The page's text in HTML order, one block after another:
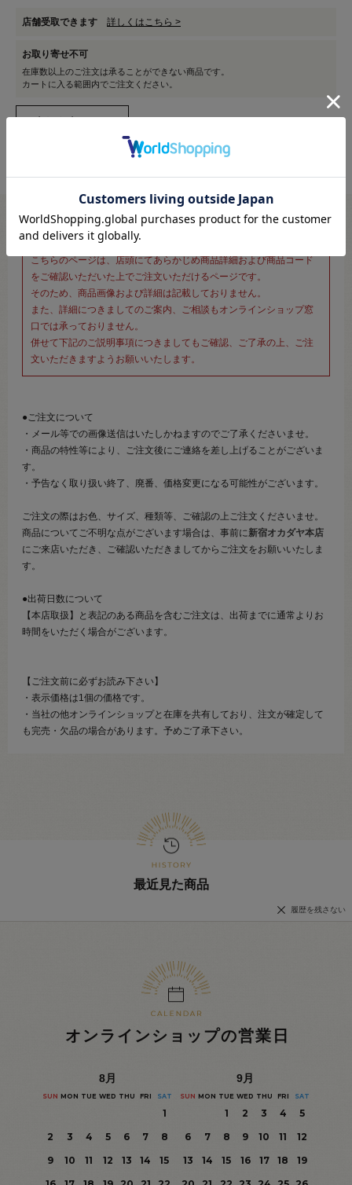
店舗受取できます 詳しくはこちら >
お取り寄せ不可
在庫数以上のご注文は承ることができない商品です。
カートに入る範囲内でご注文ください。
※新宿オカダヤ本店お取り扱い商品のご注文専用ページです※
こちらのページは、店頭にてあらかじめ商品詳細および商品コード
をご確認いただいた上でご注文いただけるページです。
そのため、商品画像および詳細は記載しておりません。
また、詳細につきましてのご案内、ご相談もオンラインショップ窓
口では承っておりません。
併せて下記のご説明事項につきましてもご確認、ご了承の上、ご注
文いただきますようお願いいたします。
●ご注文について
・メール等での画像送信はいたしかねますのでご了承くださいませ。
・商品の特性等により、ご注文後にご連絡を差し上げることがございま
す。
・予告なく取り扱い終了、廃番、価格変更になる可能性がございます。
ご注文の際はお色、サイズ、種類等、ご確認の上ご注文くださいませ。
商品についてご不明な点がございます場合は、事前に新宿オカダヤ本店
にご来店いただき、ご確認いただきましてからご注文をお願いいたしま
す。
●出荷日数について
【本店取扱】と表記のある商品を含むご注文は、出荷までに通常よりお
時間をいただく場合がございます。
【ご注文前に必ずお読み下さい】
・表示価格は1個の価格です。
・当社の他オンラインショップと在庫を共有しており、注文が確定して
も完売・欠品の場合があります。予めご了承下さい。
最近見た商品
履歴を残さない
オンラインショップの営業日
8月
SUN MON TUE WED THU FRI SAT
1
2
3 4 5 6 7
8
9
10 11 12 13 14
15
9月
SUN MON TUE WED THU FRI SAT
1 2 3 4
5
6
7 8 9 10 11
12
13
14 15 16 17 18
19